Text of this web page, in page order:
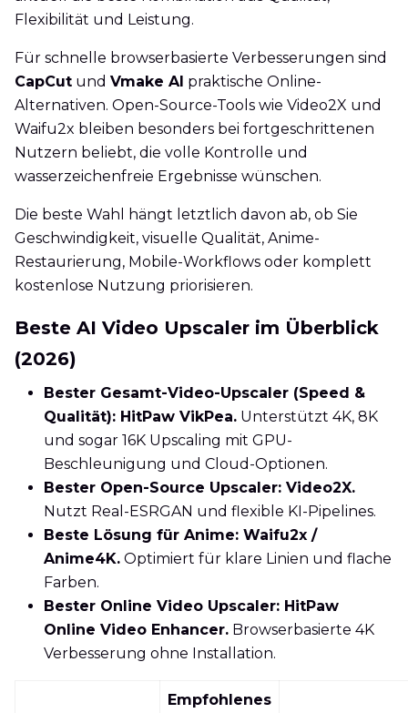
Flexibilität und Leistung.
Für schnelle browserbasierte Verbesserungen sind
CapCut und Vmake AI praktische Online-
Alternativen. Open-Source-Tools wie Video2X und
Waifu2x bleiben besonders bei fortgeschrittenen
Nutzern beliebt, die volle Kontrolle und
wasserzeichenfreie Ergebnisse wünschen.
Die beste Wahl hängt letztlich davon ab, ob Sie
Geschwindigkeit, visuelle Qualität, Anime-
Restaurierung, Mobile-Workflows oder komplett
kostenlose Nutzung priorisieren.
Beste AI Video Upscaler im Überblick
(2026)
Bester Gesamt-Video-Upscaler (Speed &
Qualität): HitPaw VikPea. Unterstützt 4K, 8K
und sogar 16K Upscaling mit GPU-
Beschleunigung und Cloud-Optionen.
Bester Open-Source Upscaler: Video2X.
Nutzt Real-ESRGAN und flexible KI-Pipelines.
Beste Lösung für Anime: Waifu2x /
Anime4K. Optimiert für klare Linien und flache
Farben.
Bester Online Video Upscaler: HitPaw
Online Video Enhancer. Browserbasierte 4K
Verbesserung ohne Installation.
Empfohlenes